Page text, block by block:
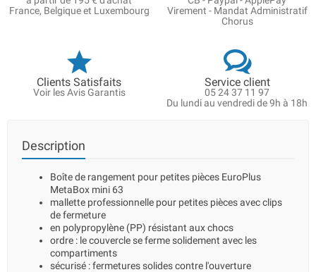
France, Belgique et Luxembourg
Virement - Mandat Administratif
Chorus
Clients Satisfaits
Voir les Avis Garantis
Service client
05 24 37 11 97
Du lundi au vendredi de 9h à 18h
Description
Boîte de rangement pour petites pièces EuroPlus
MetaBox mini 63
mallette professionnelle pour petites pièces avec clips
de fermeture
en polypropylène (PP) résistant aux chocs
ordre : le couvercle se ferme solidement avec les
compartiments
sécurisé : fermetures solides contre l'ouverture